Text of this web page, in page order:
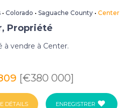
•Colorado •Saguache County •Center
Propriété
à vendre à Center.
[€380 000]
DÉTAILS ENREGISTRER